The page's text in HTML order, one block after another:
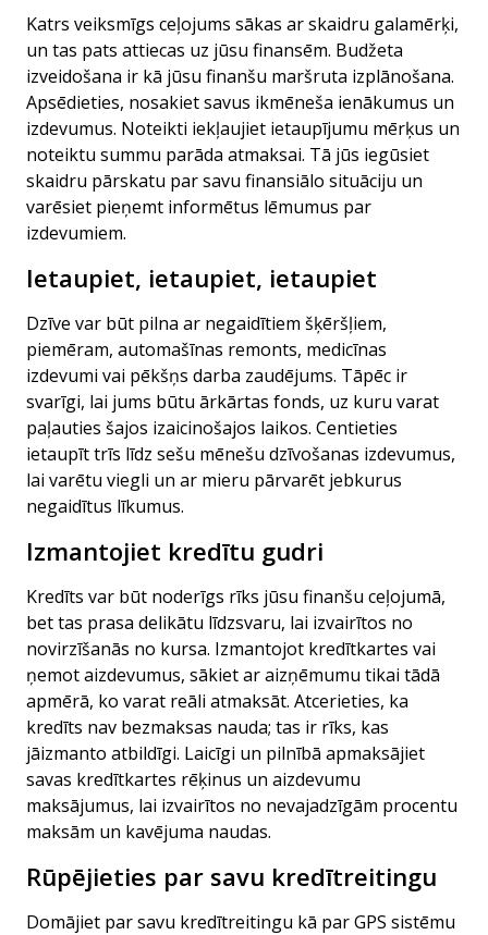
Katrs veiksmīgs ceļojums sākas ar skaidru galamērķi,
un tas pats attiecas uz jūsu finansēm. Budžeta
izveidošana ir kā jūsu finanšu maršruta izplānošana.
Apsēdieties, nosakiet savus ikmēneša ienākumus un
izdevumus. Noteikti iekļaujiet ietaupījumu mērķus un
noteiktu summu parāda atmaksai. Tā jūs iegūsiet
skaidru pārskatu par savu finansiālo situāciju un
varēsiet pieņemt informētus lēmumus par
izdevumiem.
Ietaupiet, ietaupiet, ietaupiet
Dzīve var būt pilna ar negaidītiem šķēršļiem,
piemēram, automašīnas remonts, medicīnas
izdevumi vai pēkšņs darba zaudējums. Tāpēc ir
svarīgi, lai jums būtu ārkārtas fonds, uz kuru varat
paļauties šajos izaicinošajos laikos. Centieties
ietaupīt trīs līdz sešu mēnešu dzīvošanas izdevumus,
lai varētu viegli un ar mieru pārvarēt jebkurus
negaidītus līkumus.
Izmantojiet kredītu gudri
Kredīts var būt noderīgs rīks jūsu finanšu ceļojumā,
bet tas prasa delikātu līdzsvaru, lai izvairītos no
novirzīšanās no kursa. Izmantojot kredītkartes vai
ņemot aizdevumus, sākiet ar aizņēmumu tikai tādā
apmērā, ko varat reāli atmaksāt. Atcerieties, ka
kredīts nav bezmaksas nauda; tas ir rīks, kas
jāizmanto atbildīgi. Laicīgi un pilnībā apmaksājiet
savas kredītkartes rēķinus un aizdevumu
maksājumus, lai izvairītos no nevajadzīgām procentu
maksām un kavējuma naudas.
Rūpējieties par savu kredītreitingu
Domājiet par savu kredītreitingu kā par GPS sistēmu